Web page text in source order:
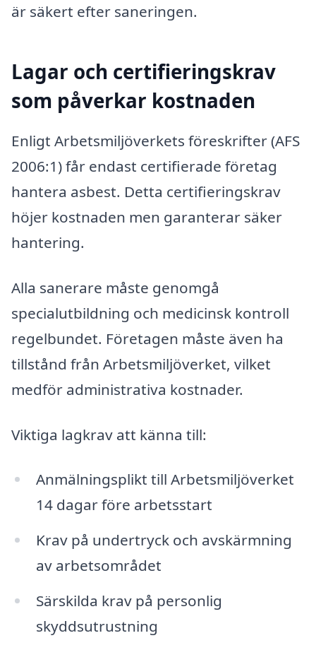
är säkert efter saneringen.
Lagar och certifieringskrav
som påverkar kostnaden
Enligt Arbetsmiljöverkets föreskrifter (AFS
2006:1) får endast certifierade företag
hantera asbest. Detta certifieringskrav
höjer kostnaden men garanterar säker
hantering.
Alla sanerare måste genomgå
specialutbildning och medicinsk kontroll
regelbundet. Företagen måste även ha
tillstånd från Arbetsmiljöverket, vilket
medför administrativa kostnader.
Viktiga lagkrav att känna till:
Anmälningsplikt till Arbetsmiljöverket
14 dagar före arbetsstart
Krav på undertryck och avskärmning
av arbetsområdet
Särskilda krav på personlig
skyddsutrustning